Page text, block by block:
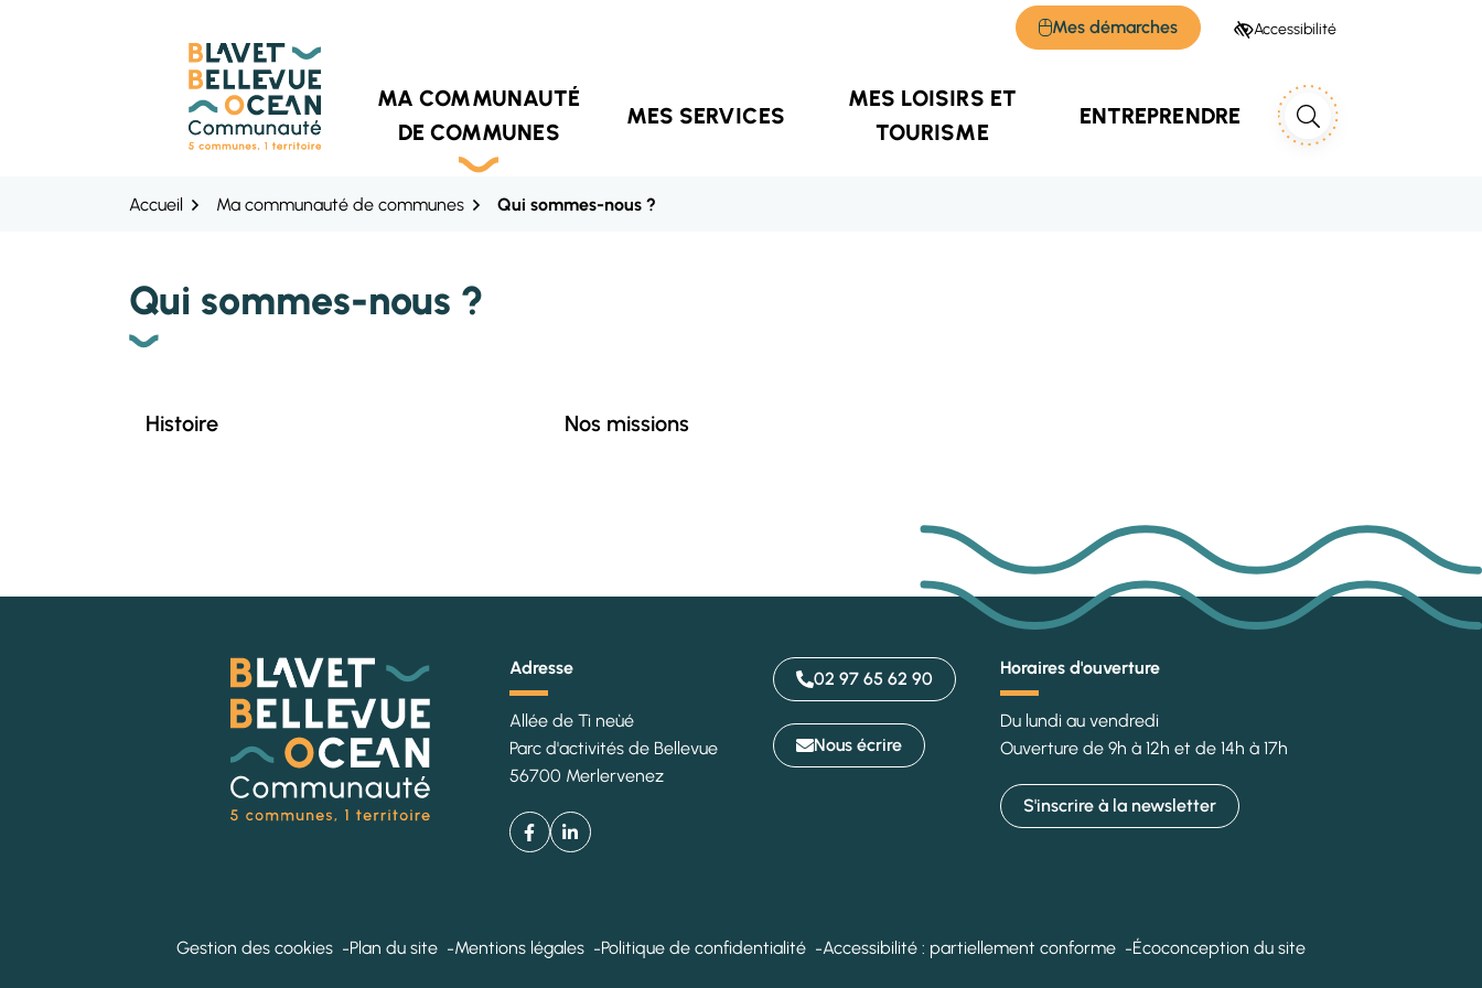
Mes démarches Accessibilité
MA COMMUNAUTÉ
DE COMMUNES
MES SERVICES
MES LOISIRS ET
TOURISME
ENTREPRENDRE
RECHERCHER
Accueil Ma communauté de communes Qui sommes-nous ?
Qui sommes-nous ?
Liste des pages
Histoire Nos missions
Adresse
Allée de Ti neùé
Parc d'activités de Bellevue
56700 Merlervenez
Facebook
(ouverture dans un nouvel onglet)
Linkedin
(ouverture dans un nouvel onglet)
02 97 65 62 90
Nous écrire
Horaires d'ouverture
Du lundi au vendredi
Ouverture de 9h à 12h et de 14h à 17h
S'inscrire à la newsletter
Gestion des cookies Plan du site Mentions légales Politique de confidentialité Accessibilité : partiellement conforme Écoconception du site